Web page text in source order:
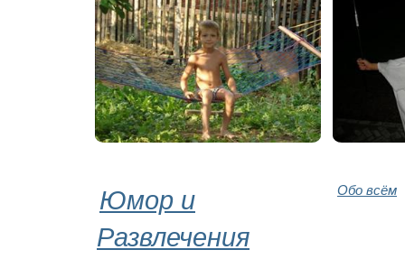
Юмор и
Развлечения
Обо всём